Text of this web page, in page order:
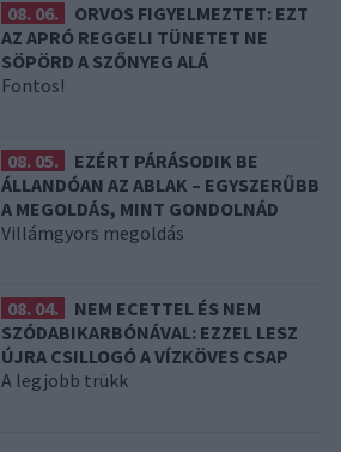
08. 06.
ORVOS FIGYELMEZTET: EZT
AZ APRÓ REGGELI TÜNETET NE
SÖPÖRD A SZŐNYEG ALÁ
Fontos!
08. 05.
EZÉRT PÁRÁSODIK BE
ÁLLANDÓAN AZ ABLAK – EGYSZERŰBB
A MEGOLDÁS, MINT GONDOLNÁD
Villámgyors megoldás
08. 04.
NEM ECETTEL ÉS NEM
SZÓDABIKARBÓNÁVAL: EZZEL LESZ
ÚJRA CSILLOGÓ A VÍZKÖVES CSAP
A legjobb trükk